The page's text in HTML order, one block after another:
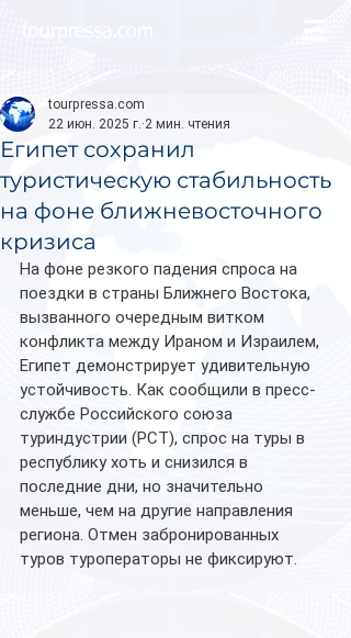
Египет сохранил
туристическую стабильность
на фоне ближневосточного
кризиса
tourpressa.com
22 июн. 2025 г. 2 мин. чтения
На фоне резкого падения спроса на
поездки в страны Ближнего Востока,
вызванного очередным витком
конфликта между Ираном и Израилем,
Египет демонстрирует удивительную
устойчивость. Как сообщили в пресс-
службе Российского союза
туриндустрии (РСТ), спрос на туры в
республику хоть и снизился в
последние дни, но значительно
меньше, чем на другие направления
региона. Отмен забронированных
туров туроператоры не фиксируют.